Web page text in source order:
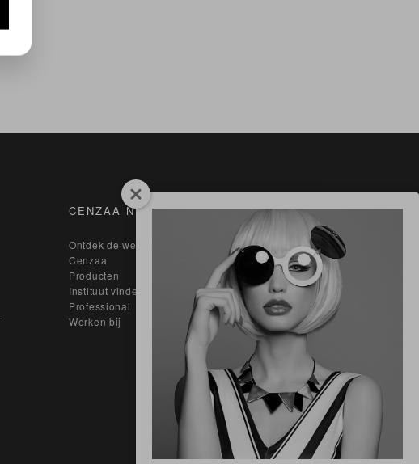
CENZAA NEDERLAND
Ontdek de wereld van
Cenzaa
Producten
Instituut vinden
Professional
Werken bij
SUPPORT NODIG?
Contact
Klantenservice
Blogs
Cookie &
Privacyverklaring
Algemene
voorwaarden
Pers